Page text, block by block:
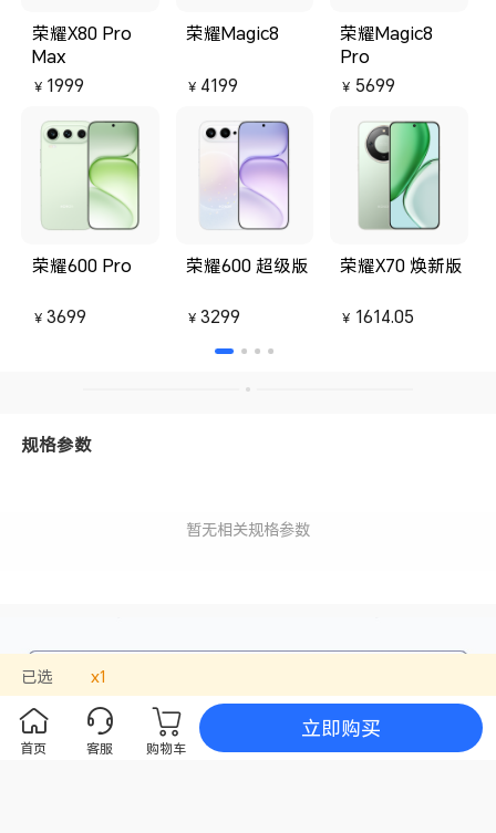
荣耀X80 Pro
Max
￥ 1999
荣耀Magic8
￥ 4199
荣耀Magic8
Pro
￥ 5699
荣耀600 Pro
￥ 3699
荣耀600 超级版
￥ 3299
荣耀X70 焕新版
￥ 1614.05
规格参数
暂无相关规格参数
已选 x1
首页 客服 购物车
立即购买